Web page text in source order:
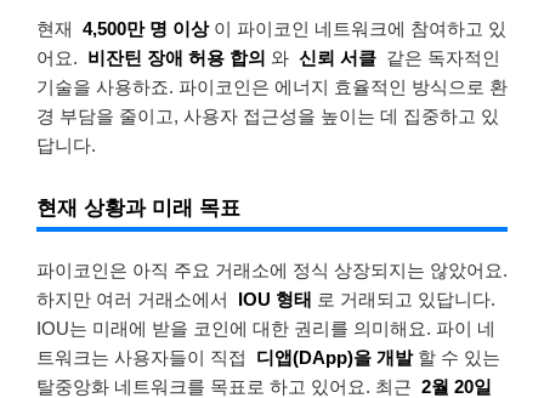
현재 4,500만 명 이상 이 파이코인 네트워크에 참여하고 있
어요. 비잔틴 장애 허용 합의 와 신뢰 서클 같은 독자적인
기술을 사용하죠. 파이코인은 에너지 효율적인 방식으로 환
경 부담을 줄이고, 사용자 접근성을 높이는 데 집중하고 있
답니다.
현재 상황과 미래 목표
파이코인은 아직 주요 거래소에 정식 상장되지는 않았어요.
하지만 여러 거래소에서
IOU 형태 로 거래되고 있답니다.
IOU는 미래에 받을 코인에 대한 권리를 의미해요. 파이 네
트워크는 사용자들이 직접
디앱(DApp)을 개발 할 수 있는
탈중앙화 네트워크를 목표로 하고 있어요. 최근 2월 20일